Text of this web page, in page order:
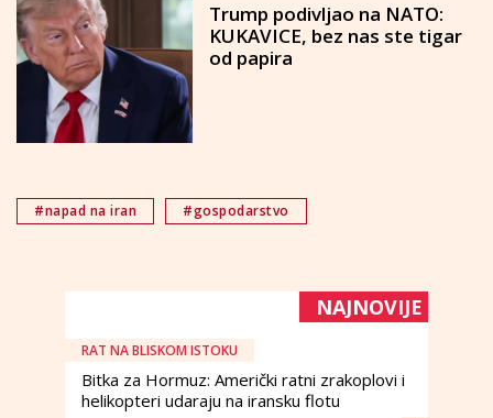
Trump podivljao na NATO:
KUKAVICE, bez nas ste tigar
od papira
#napad na iran #gospodarstvo
NAJNOVIJE
RAT NA BLISKOM ISTOKU
Bitka za Hormuz: Američki ratni zrakoplovi i
helikopteri udaraju na iransku flotu